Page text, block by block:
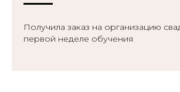
Получила заказ на организацию
первой неделе обучения